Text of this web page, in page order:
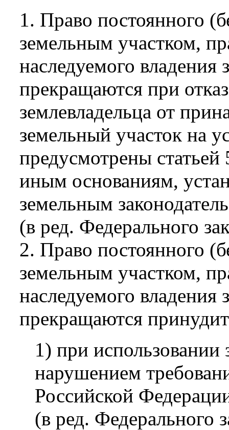
1. Право постоянного
земельным участком,
наследуемого
прекращаются при
землевладельца от
земельный участок на
предусмотрены
иным основаниям,
земельным
(в ред. Федерального
2. Право постоянного
земельным участком,
наследуемого
прекращаются
1) при использовании
нарушением
Российской
(в ред. Федерального